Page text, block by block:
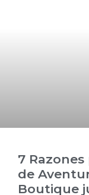
7
de
Boutique